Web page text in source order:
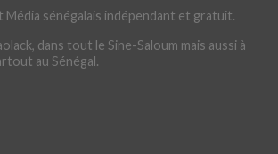
Média sénégalais indépendant et gratuit.
dans tout le Sine-Saloum mais aussi à
au Sénégal.